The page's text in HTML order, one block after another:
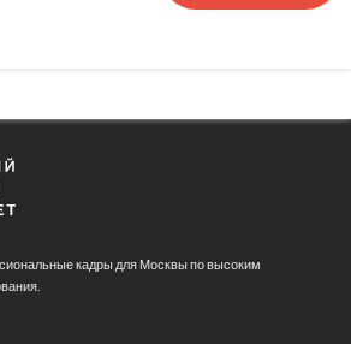
кадры для Москвы по высоким